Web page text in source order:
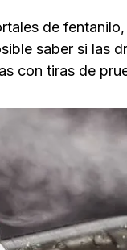
de
saber si las
con tiras de